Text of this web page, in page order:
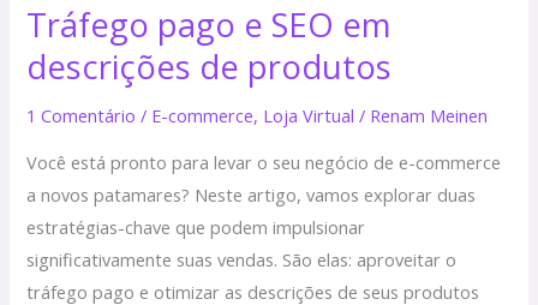
Tráfego pago e SEO em
descrições de produtos
1 Comentário / E-commerce, Loja Virtual / Renam Meinen
Você está pronto para levar o seu negócio de e-commerce
a novos patamares? Neste artigo, vamos explorar duas
estratégias-chave que podem impulsionar
significativamente suas vendas. São elas: aproveitar o
tráfego pago e otimizar as descrições de seus produtos